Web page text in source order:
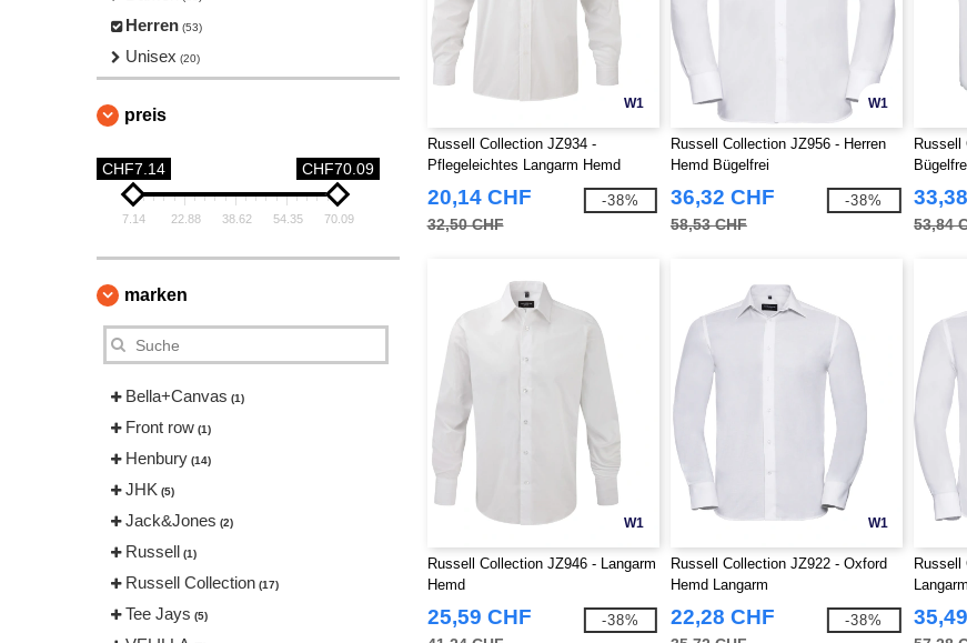
Herren (53)
Unisex (20)
preis
CHF7.14 CHF70.09
7.14 22.88 38.62 54.35 70.09
marken
Bella+Canvas (1)
Front row (1)
Henbury (14)
JHK (5)
Jack&Jones (2)
Russell (1)
Russell Collection (17)
Tee Jays (5)
W1
Russell Collection JZ934 -
Pflegeleichtes Langarm Hemd
Herren Poplin
20,14 CHF
32,50 CHF
-38%
W1
Russell Collection JZ956 - Herren
Hemd Bügelfrei
36,32 CHF
58,53 CHF
-38%
Russell
53,84
W1
Russell Collection JZ946 - Langarm
Hemd
25,59 CHF -38%
W1
Russell Collection JZ922 - Oxford
Hemd Langarm
22,28 CHF -38%
Russell